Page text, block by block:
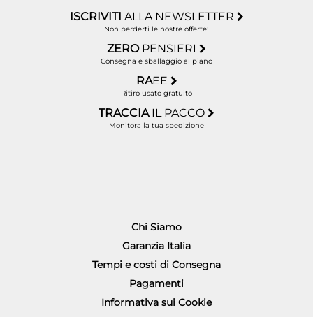
ISCRIVITI ALLA NEWSLETTER
Non perderti le nostre offerte!
ZERO PENSIERI
Consegna e sballaggio al piano
RAEE
Ritiro usato gratuito
TRACCIA IL PACCO
Monitora la tua spedizione
Chi Siamo
Garanzia Italia
Tempi e costi di Consegna
Pagamenti
Informativa sui Cookie